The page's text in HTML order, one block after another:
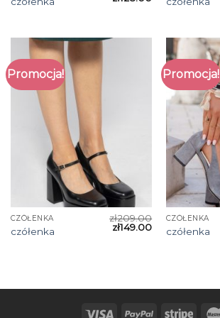
Promocja!
CZÓŁENKA
czółenka
zł209.00
zł149.00
Promocja!
CZÓŁENKA
czółenka